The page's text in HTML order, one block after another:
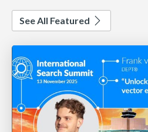
See All Featured